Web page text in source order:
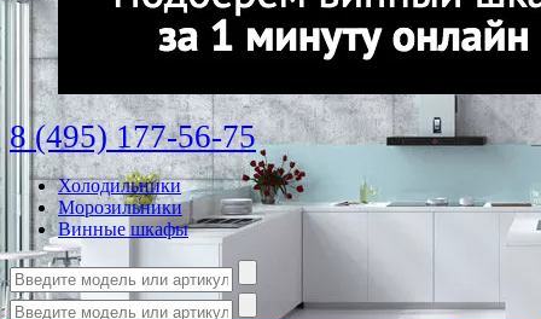
8 (495) 177-56-75
Холодильники
Морозильники
Винные шкафы